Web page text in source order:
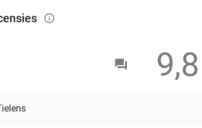
info_outlined
9,8